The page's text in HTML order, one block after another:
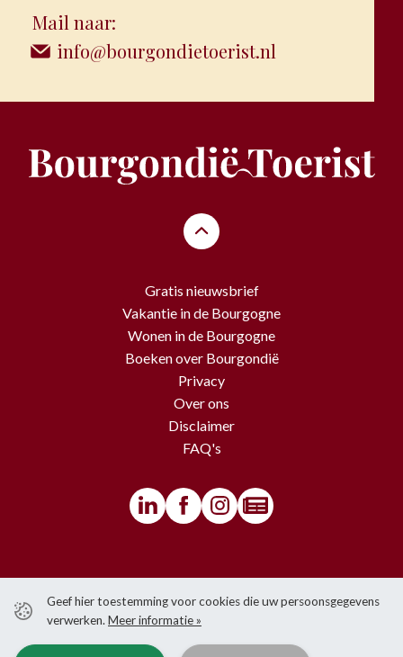
Geef hier toestemming voor cookies die uw persoonsgegevens
verwerken. Meer informatie »
Mail naar:
info@bourgondietoerist.nl
Gratis nieuwsbrief
Vakantie in de Bourgogne
Wonen in de Bourgogne
Boeken over Bourgondië
Privacy
Over ons
Disclaimer
FAQ's
gelden copyrights.
Het is niet toegestaan om iets over te nemen van de website zonder
voorafgaande schriftelijke toestemming van BourgondiëToerist.